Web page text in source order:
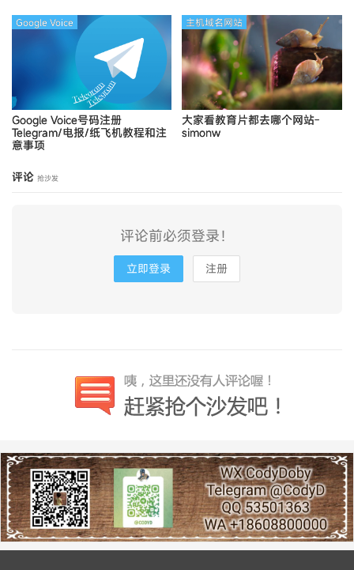
Google Voice号码注册
Telegram/电报/纸飞机教程和注
意事项
Google Voice
大家看教育片都去哪个网站-
simonw
主机域名网站
评论 抢沙发
评论前必须登录！
立即登录 注册